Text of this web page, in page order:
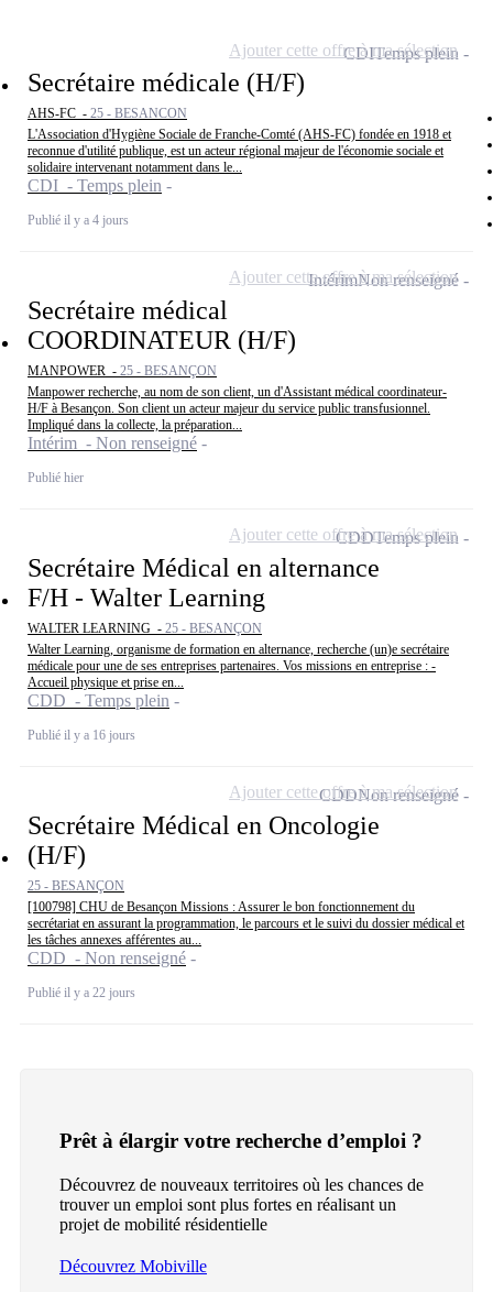
Secrétaire médicale (H/F)
AHS-FC - 25 - BESANCON
L'Association d'Hygiène Sociale de Franche-Comté (AHS-FC) fondée en 1918 et
reconnue d'utilité publique, est un acteur régional majeur de l'économie sociale et
solidaire intervenant notamment dans le...
CDI - Temps plein
Publié il y a 4 jours
CDITemps plein
Ajouter cette offre à ma sélection
Secrétaire médical
COORDINATEUR (H/F)
MANPOWER - 25 - BESANÇON
Manpower recherche, au nom de son client, un d'Assistant médical coordinateur-
H/F à Besançon. Son client un acteur majeur du service public transfusionnel.
Impliqué dans la collecte, la préparation...
Intérim - Non renseigné
Publié hier
IntérimNon renseigné
Ajouter cette offre à ma sélection
Secrétaire Médical en alternance
F/H - Walter Learning
WALTER LEARNING - 25 - BESANÇON
Walter Learning, organisme de formation en alternance, recherche (un)e secrétaire
médicale pour une de ses entreprises partenaires. Vos missions en entreprise : -
Accueil physique et prise en...
CDD - Temps plein
Publié il y a 16 jours
CDDTemps plein
Ajouter cette offre à ma sélection
Secrétaire Médical en Oncologie
(H/F)
25 - BESANÇON
[100798] CHU de Besançon Missions : Assurer le bon fonctionnement du
secrétariat en assurant la programmation, le parcours et le suivi du dossier médical et
les tâches annexes afférentes au...
CDD - Non renseigné
Publié il y a 22 jours
CDDNon renseigné
Ajouter cette offre à ma sélection
Prêt à élargir votre recherche d’emploi ?
Découvrez de nouveaux territoires où les chances de
trouver un emploi sont plus fortes en réalisant un
projet de mobilité résidentielle
Découvrez Mobiville